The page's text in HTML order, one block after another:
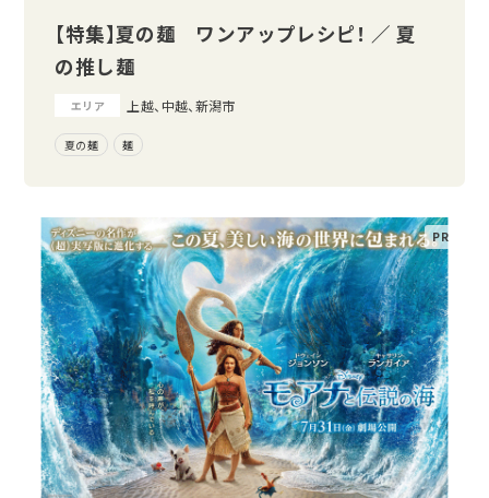
【特集】夏の麺 ワンアップレシピ！ ／ 夏
の推し麺
エリア 上越、中越、新潟市
夏の麺 麺